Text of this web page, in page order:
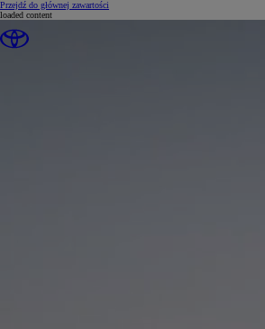
Przejdź do głównej zawartości
loaded content